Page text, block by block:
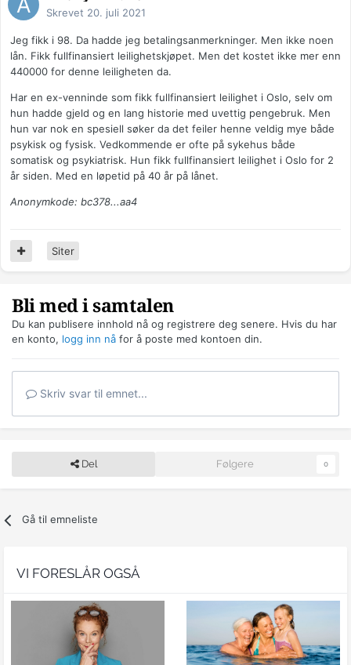
Skrevet 20. juli 2021
Jeg fikk i 98. Da hadde jeg betalingsanmerkninger. Men ikke noen
lån. Fikk fullfinansiert leilighetskjøpet. Men det kostet ikke mer enn
440000 for denne leiligheten da.
Har en ex-venninde som fikk fullfinansiert leilighet i Oslo, selv om
hun hadde gjeld og en lang historie med uvettig pengebruk. Men
hun var nok en spesiell søker da det feiler henne veldig mye både
psykisk og fysisk. Vedkommende er ofte på sykehus både
somatisk og psykiatrisk. Hun fikk fullfinansiert leilighet i Oslo for 2
år siden. Med en løpetid på 40 år på lånet.
Anonymkode: bc378...aa4
Siter
Bli med i samtalen
Du kan publisere innhold nå og registrere deg senere. Hvis du har
en konto, logg inn nå for å poste med kontoen din.
Skriv svar til emnet...
Del Følgere 0
Gå til emneliste
VI FORESLÅR OGSÅ